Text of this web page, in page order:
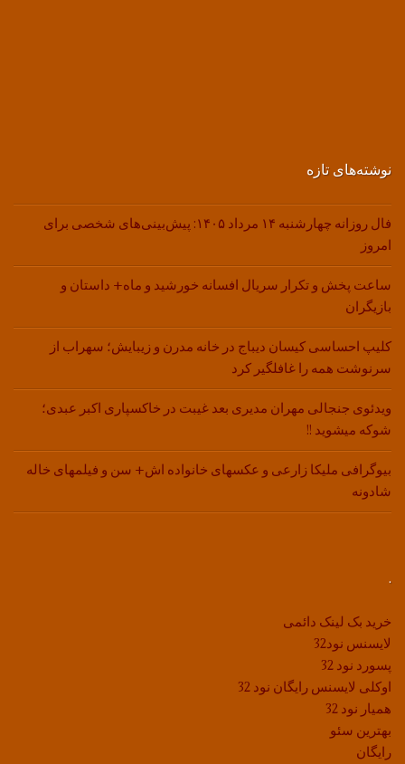
نوشته‌های تازه
فال روزانه چهارشنبه ۱۴ مرداد ۱۴۰۵: پیش‌بینی‌های شخصی برای
امروز
ساعت پخش و تکرار سریال افسانه خورشید و ماه+ داستان و
بازیگران
کلیپ احساسی کیسان دیباج در خانه مدرن و زیبایش؛ سهراب از
سرنوشت همه را غافلگیر کرد
ویدئوی جنجالی مهران مدیری بعد غیبت در خاکسپاری اکبر عبدی؛
شوکه میشوید !!
بیوگرافی ملیکا زارعی و عکسهای خانواده اش+ سن و فیلمهای خاله
شادونه
.
خرید بک لینک دائمی
لایسنس نود32
پسورد نود 32
اوکلی لایسنس رایگان نود 32
همیار نود 32
بهترین سئو
رایگان